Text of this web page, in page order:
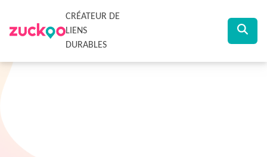
CRÉATEUR DE
LIENS
DURABLES